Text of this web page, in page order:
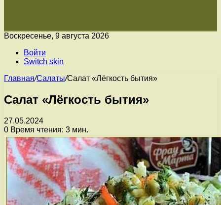
Воскресенье, 9 августа 2026
Войти
Switch skin
Главная/Салаты/Салат «Лёгкость бытия»
Салат «Лёгкость бытия»
27.05.2024
0 Время чтения: 3 мин.